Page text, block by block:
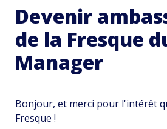
Devenir
de la Fresque
Manager
Bonjour, et merci pour l'intérêt
Fresque !